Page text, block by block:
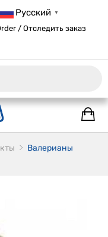
Русский ▼
/ Отследить заказ
Валерианы